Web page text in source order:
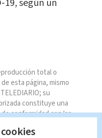
19, según un
total o
esta página, mismo
su
constituye una
conformidad con las